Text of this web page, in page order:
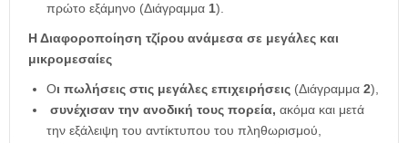
πρώτο εξάμηνο (Διάγραμμα 1).
Η Διαφοροποίηση τζίρου ανάμεσα σε μεγάλες και
μικρομεσαίες
Οι πωλήσεις στις μεγάλες επιχειρήσεις (Διάγραμμα 2),
συνέχισαν την ανοδική τους πορεία, ακόμα και μετά
την εξάλειψη του αντίκτυπου του πληθωρισμού,